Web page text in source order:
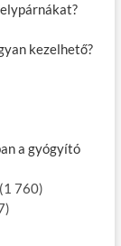
kezelhető?
a gyógyító
(1 760)